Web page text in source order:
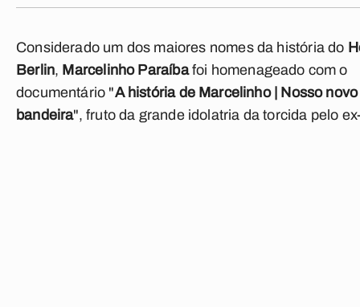
Considerado um dos maiores nomes da história do
Berlin, Marcelinho Paraíbafoi homenageado com o
documentário "A história de Marcelinho | Nosso
bandeira", fruto da grande idolatria da torcida pelo